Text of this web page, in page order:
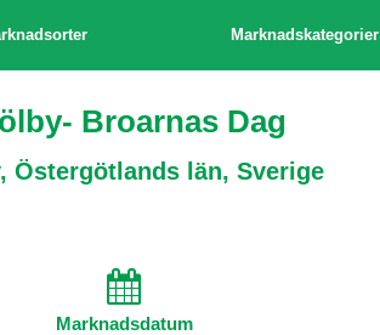
Marknadskategorier
Broarnas Dag
Östergötlands län, Sverige
Marknadsdatum